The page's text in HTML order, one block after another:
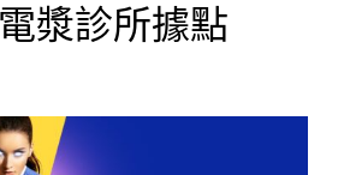
漿診所據點